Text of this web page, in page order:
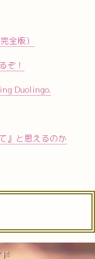
全版）
ぞ！
Duolingo.
』と思えるのか